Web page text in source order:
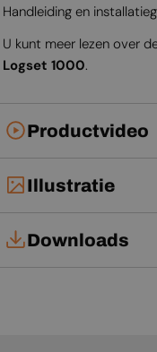
Handleiding en
U kunt meer lezen over
Logset 1000.
Productvideo
Illustratie
Downloads